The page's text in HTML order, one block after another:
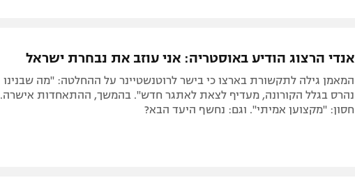
אנדי הרצוג הודיע באוסטריה: אני עוזב את נבחרת ישראל
המאמן גילה לתקשורת בארצו כי בישר לרוטנשטיינר על ההחלטה: "מה שבנינו
נהרס בגלל הקורונה, מעדיף לצאת לאתגר חדש". בהמשך, ההתאחדות אישרה.
חסון: "מקצוען אמיתי". וגם: נחשף היעד הבא?